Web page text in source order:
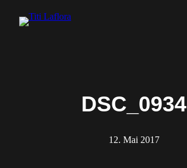
Inhalt
DSC_0934
12. Mai 2017